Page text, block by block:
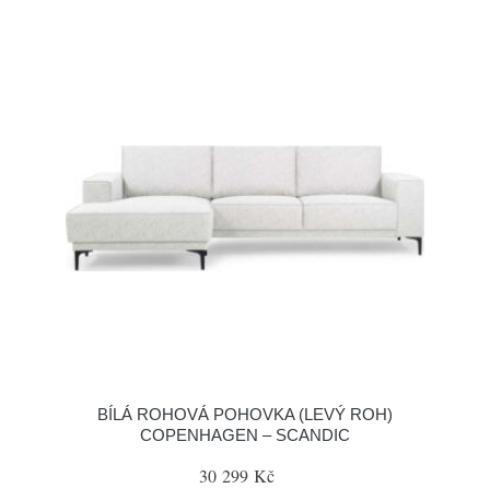
BÍLÁ ROHOVÁ POHOVKA (LEVÝ ROH)
COPENHAGEN – SCANDIC
30 299 Kč